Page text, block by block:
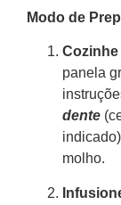
Modo de
Cozinhe
panela
dente
molho.